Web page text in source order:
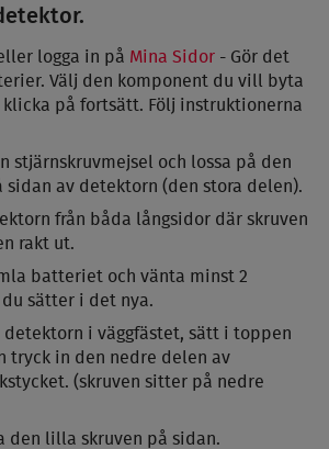
logga in på Mina Sidor - Gör det
Välj den komponent du vill byta
på fortsätt. Följ instruktionerna
stjärnskruvmejsel och lossa på den
sidan av detektorn (den stora delen).
från båda långsidor där skruven
rakt ut.
batteriet och vänta minst 2
sätter i det nya.
i väggfästet, sätt i toppen
tryck in den nedre delen av
(skruven sitter på nedre
den lilla skruven på sidan.